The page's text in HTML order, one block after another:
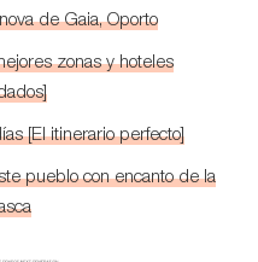
de Gaia, Oporto
zonas y hoteles
[El itinerario perfecto]
pueblo con encanto de la